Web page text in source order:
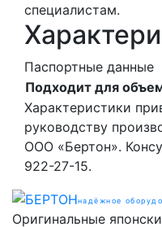
специалистам.
Паспортные данные
Подходит для
Характеристики
руководству
ООО «Бертон».
922-27-15.
надёжное
Оригинальные